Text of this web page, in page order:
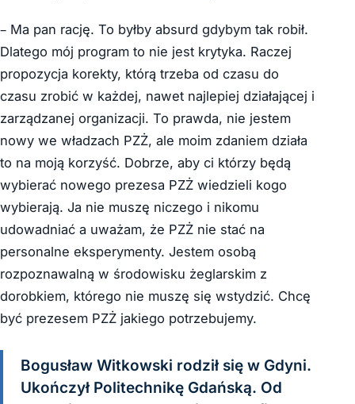
– Ma pan rację. To byłby absurd gdybym tak robił.
Dlatego mój program to nie jest krytyka. Raczej
propozycja korekty, którą trzeba od czasu do
czasu zrobić w każdej, nawet najlepiej działającej i
zarządzanej organizacji. To prawda, nie jestem
nowy we władzach PZŻ, ale moim zdaniem działa
to na moją korzyść. Dobrze, aby ci którzy będą
wybierać nowego prezesa PZŻ wiedzieli kogo
wybierają. Ja nie muszę niczego i nikomu
udowadniać a uważam, że PZŻ nie stać na
personalne eksperymenty. Jestem osobą
rozpoznawalną w środowisku żeglarskim z
dorobkiem, którego nie muszę się wstydzić. Chcę
być prezesem PZŻ jakiego potrzebujemy.
Bogusław Witkowski rodził się w Gdyni.
Ukończył Politechnikę Gdańską. Od